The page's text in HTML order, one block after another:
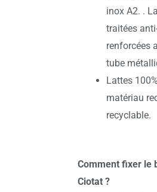
inox A2. .
traitées
renforcées
tube
Lattes 100%
matériau
recyclable.
Comment fixer le
Ciotat ?